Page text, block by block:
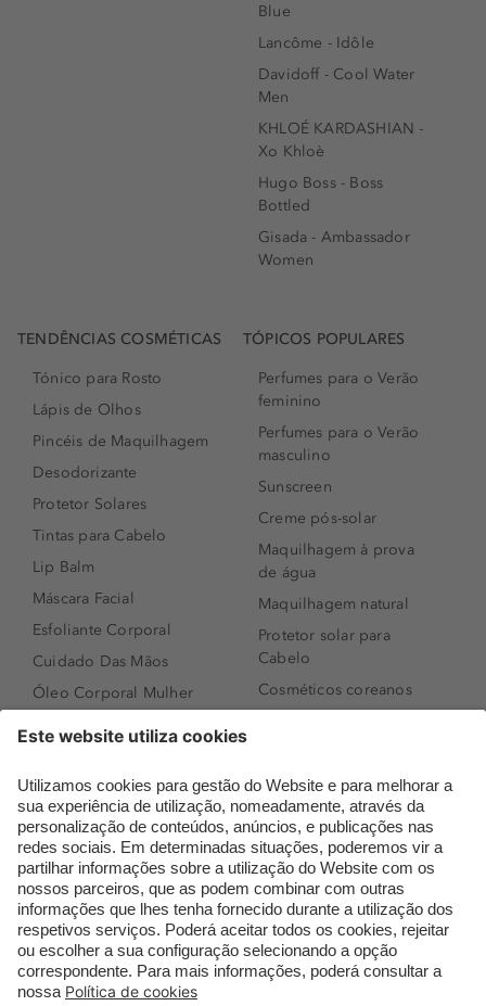
Blue
Lancôme - Idôle
Davidoff - Cool Water
Men
KHLOÉ KARDASHIAN -
Xo Khloè
Hugo Boss - Boss
Bottled
Gisada - Ambassador
Women
TENDÊNCIAS COSMÉTICAS
Tónico para Rosto
Lápis de Olhos
Pincéis de Maquilhagem
Desodorizante
Protetor Solares
Tintas para Cabelo
Lip Balm
Máscara Facial
Esfoliante Corporal
Cuidado Das Mãos
Óleo Corporal Mulher
Sérum de Rosto
Body mist & Spray
corporal
Produtos para Cabelo
Homem
Espuma de Limpeza
Facial
Dermocosmética
TÓPICOS POPULARES
Perfumes para o Verão
feminino
Perfumes para o Verão
masculino
Sunscreen
Creme pós-solar
Maquilhagem à prova
de água
Maquilhagem natural
Protetor solar para
Cabelo
Cosméticos coreanos
Perfumes árabes
Novidades
Melhores Perfumes
Femininos
TOP 10: Perfumes
Masculinos
Pestanas Postiças
Creme Rosto Homem